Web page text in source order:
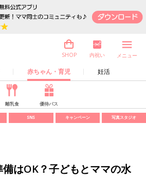
赤ちゃん・育児 妊活
SHOP 内祝い メニュー
離乳食 優待パス
SNS キャンペーン 写真スタジオ
はOK？子どもとママの水